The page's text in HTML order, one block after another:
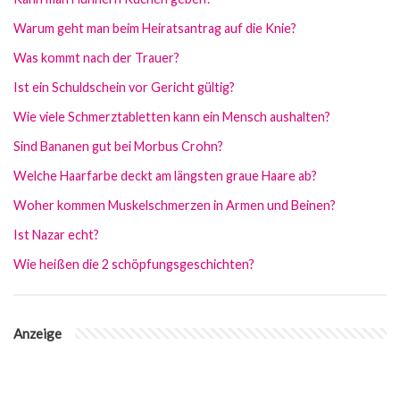
Warum geht man beim Heiratsantrag auf die Knie?
Was kommt nach der Trauer?
Ist ein Schuldschein vor Gericht gültig?
Wie viele Schmerztabletten kann ein Mensch aushalten?
Sind Bananen gut bei Morbus Crohn?
Welche Haarfarbe deckt am längsten graue Haare ab?
Woher kommen Muskelschmerzen in Armen und Beinen?
Ist Nazar echt?
Wie heißen die 2 schöpfungsgeschichten?
Anzeige